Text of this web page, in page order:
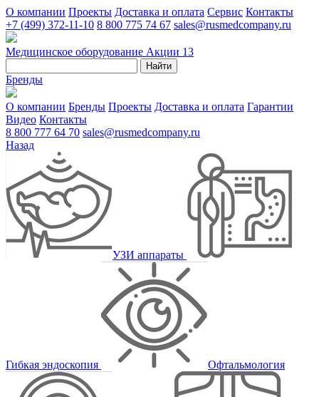
О компании Проекты Доставка и оплата Сервис Контакты
+7 (499) 372-11-10 8 800 775 74 67 sales@rusmedcompany.ru
Медицинское оборудование Акции 13
Найти
Бренды
О компании Бренды Проекты Доставка и оплата Гарантии
Видео Контакты
8 800 777 64 70 sales@rusmedcompany.ru
Назад
УЗИ аппараты
Гибкая эндоскопия Офтальмология